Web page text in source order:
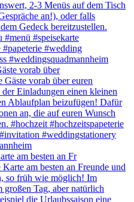
vorab über
am besten an Fr